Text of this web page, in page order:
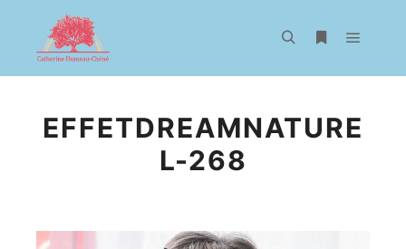
EFFETDREAMNATURE
L-268